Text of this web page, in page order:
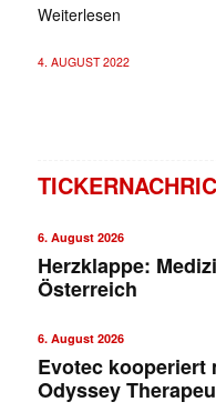
Weiterlesen
4. AUGUST 2022
6. August 2026
Herzklappe:
Österreich
6. August 2026
Evotec kooperiert
Odyssey